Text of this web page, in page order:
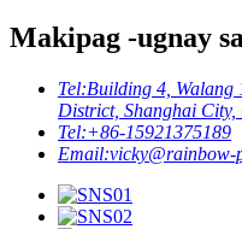
Makipag -ugnay
Tel:Building 4, Walang
District, Shanghai City,
Tel:+86-15921375189
Email:vicky@rainbow-